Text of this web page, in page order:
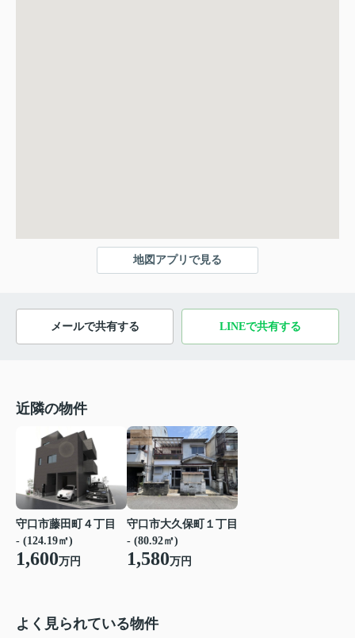
地図アプリで見る
メールで共有する LINEで共有する
近隣の物件
守口市藤田町４丁目
- (124.19㎡)
1,600万円
守口市大久保町１丁目
- (80.92㎡)
1,580万円
よく見られている物件